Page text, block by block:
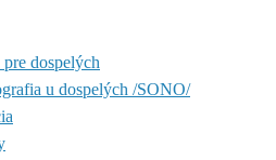
dospelých
u dospelých /SONO/